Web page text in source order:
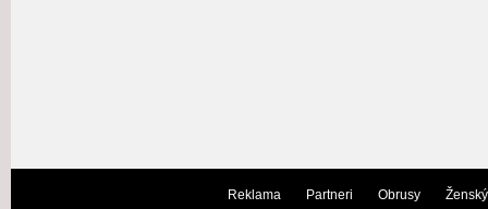
Reklama Partneri Obrusy